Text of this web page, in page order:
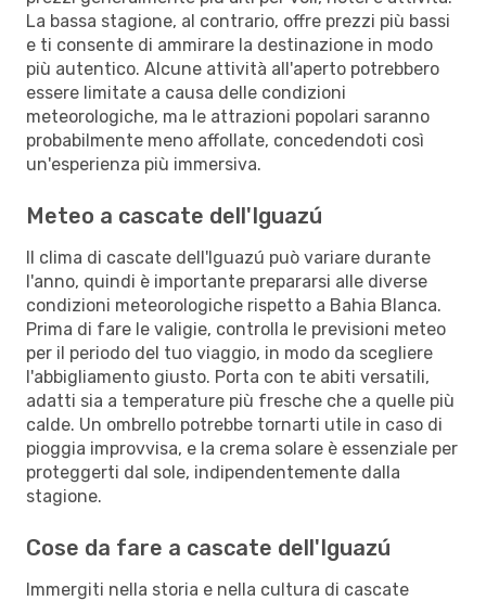
La bassa stagione, al contrario, offre prezzi più bassi
e ti consente di ammirare la destinazione in modo
più autentico. Alcune attività all'aperto potrebbero
essere limitate a causa delle condizioni
meteorologiche, ma le attrazioni popolari saranno
probabilmente meno affollate, concedendoti così
un'esperienza più immersiva.
Meteo a cascate dell'Iguazú
Il clima di cascate dell'Iguazú può variare durante
l'anno, quindi è importante prepararsi alle diverse
condizioni meteorologiche rispetto a Bahia Blanca.
Prima di fare le valigie, controlla le previsioni meteo
per il periodo del tuo viaggio, in modo da scegliere
l'abbigliamento giusto. Porta con te abiti versatili,
adatti sia a temperature più fresche che a quelle più
calde. Un ombrello potrebbe tornarti utile in caso di
pioggia improvvisa, e la crema solare è essenziale per
proteggerti dal sole, indipendentemente dalla
stagione.
Cose da fare a cascate dell'Iguazú
Immergiti nella storia e nella cultura di cascate